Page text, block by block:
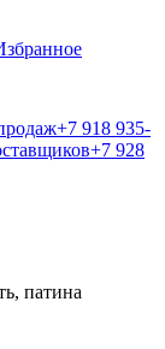
+7 918 935-
+7 928
патина